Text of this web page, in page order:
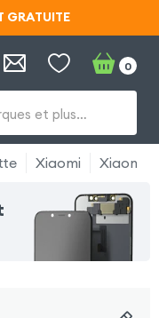
GRATUITE
GRATUITE
et plus…
0
Xiaomi Xiaomi